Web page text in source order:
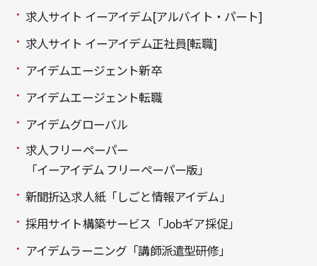
求人サイト イーアイデム[アルバイト・パート]
求人サイト イーアイデム正社員[転職]
アイデムエージェント新卒
アイデムエージェント転職
アイデムグローバル
求人フリーペーパー
「イーアイデム フリーペーパー版」
新聞折込求人紙「しごと情報アイデム」
採用サイト構築サービス「Jobギア採促」
アイデムラーニング「講師派遣型研修」